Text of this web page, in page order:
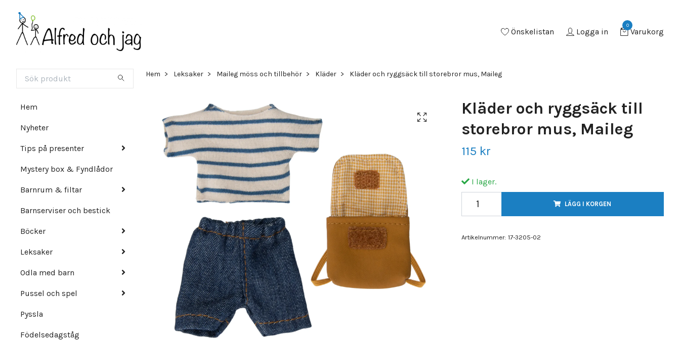
Önskelistan Logga in
0
Varukorg
Hem
Nyheter
Tips på presenter
Mystery box & Fyndlådor
Barnrum & filtar
Barnserviser och bestick
Böcker
Leksaker
Odla med barn
Pussel och spel
Pyssla
Födelsedagståg
Hem Leksaker Maileg möss och tillbehör Kläder Kläder och ryggsäck till storebror mus, Maileg
Kläder och ryggsäck till
storebror mus, Maileg
115 kr
I lager.
LÄGG I KORGEN
Artikelnummer: 17-3205-02